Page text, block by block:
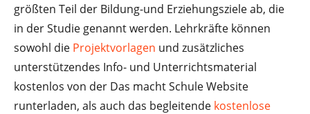
größten Teil der Bildung-und Erziehungsziele ab, die
in der Studie genannt werden. Lehrkräfte können
sowohl die Projektvorlagen und zusätzliches
unterstützendes Info- und Unterrichtsmaterial
kostenlos von der Das macht Schule Website
runterladen, als auch das begleitende kostenlose